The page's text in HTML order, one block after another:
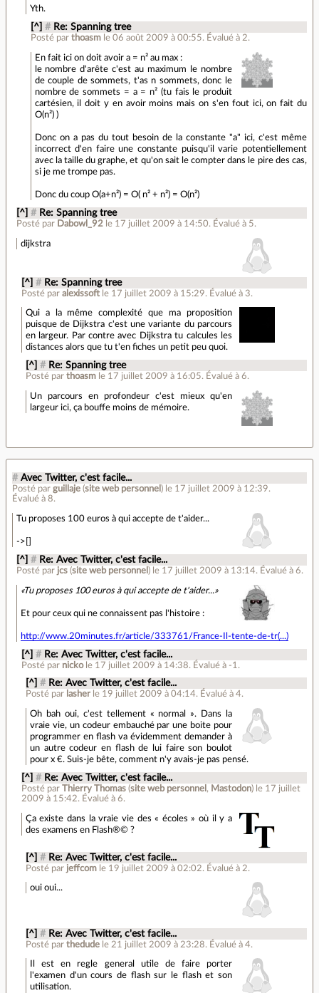
Yth.
[^] # Re: Spanning tree
Posté par thoasm le 06 août 2009 à 00:55. Évalué à 2.
En fait ici on doit avoir a = n² au max :
le nombre d'arête c'est au maximum le nombre
de couple de sommets, t'as n sommets, donc le
nombre de sommets = a = n² (tu fais le produit
cartésien, il doit y en avoir moins mais on s'en fout ici, on fait du
O(n²) )
Donc on a pas du tout besoin de la constante "a" ici, c'est même
incorrect d'en faire une constante puisqu'il varie potentiellement
avec la taille du graphe, et qu'on sait le compter dans le pire des cas,
si je me trompe pas.
Donc du coup O(a+n²) = O( n² + n²) = O(n²)
[^] # Re: Spanning tree
Posté par Dabowl_92 le 17 juillet 2009 à 14:50. Évalué à 5.
dijkstra
[^] # Re: Spanning tree
Posté par alexissoft le 17 juillet 2009 à 15:29. Évalué à 3.
Qui a la même complexité que ma proposition
puisque de Dijkstra c'est une variante du parcours
en largeur. Par contre avec Dijkstra tu calcules les
distances alors que tu t'en fiches un petit peu quoi.
[^] # Re: Spanning tree
Posté parthoasm le 17 juillet 2009 à 16:05. Évalué à6.
Un parcours en profondeur c'est mieux qu'en
largeur ici, ça bouffe moins de mémoire.
# Avec Twitter, c'est facile...
Posté par guillaje (site web personnel ) le 17 juillet 2009 à 12:39.
Évalué à 8.
Tu proposes 100 euros à qui accepte de t'aider...
->[]
[^] # Re: Avec Twitter, c'est facile...
Posté par jcs (site web personnel ) le 17 juillet 2009 à 13:14. Évalué à6.
Tu proposes 100 euros à qui accepte de t'aider...
Et pour ceux qui ne connaissent pas l'histoire :
http://www.20minutes.fr/article/333761/France-Il-tente-de-tr(...)
[^] # Re: Avec Twitter, c'est facile...
Posté par nicko le 17 juillet 2009 à 14:38. Évalué à -1 .
[^] # Re: Avec Twitter, c'est facile...
Posté par lasher le 19 juillet 2009 à 04:14. Évalué à4.
Oh bah oui, c'est tellement « normal ». Dans la
vraie vie, un codeur embauché par une boite pour
programmer en flash va évidemment demander à
un autre codeur en flash de lui faire son boulot
pour x €. Suis-je bête, comment n'y avais-je pas pensé.
[^] # Re: Avec Twitter, c'est facile...
Posté par Thierry Thomas(site web personnel , Mastodon) le 17 juillet
2009 à 15:42. Évalué à 6.
Ça existe dans la vraie vie des « écoles » où il y a
des examens en Flash®© ?
[^] # Re: Avec Twitter, c'est facile...
Posté par jeffcom le 19 juillet 2009 à 02:02. Évalué à 2.
oui oui...
[^] # Re: Avec Twitter, c'est facile...
Posté parthedude le 21 juillet 2009 à 23:28. Évalué à4.
Il est en regle general utile de faire porter
l'examen d'un cours de flash sur le flash et son
utilisation.